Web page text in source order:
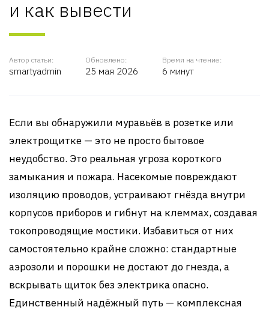
и как вывести
Автор статьи:
smartyadmin
Обновлено:
25 мая 2026
Время на чтение:
6 минут
Если вы обнаружили муравьёв в розетке или
электрощитке — это не просто бытовое
неудобство. Это реальная угроза короткого
замыкания и пожара. Насекомые повреждают
изоляцию проводов, устраивают гнёзда внутри
корпусов приборов и гибнут на клеммах, создавая
токопроводящие мостики. Избавиться от них
самостоятельно крайне сложно: стандартные
аэрозоли и порошки не достают до гнезда, а
вскрывать щиток без электрика опасно.
Единственный надёжный путь — комплексная